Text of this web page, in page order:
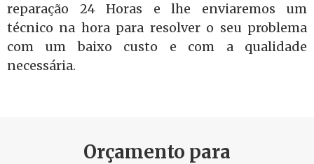
reparação 24 Horas e lhe enviaremos um
técnico na hora para resolver o seu problema
com um baixo custo e com a qualidade
necessária.
Orçamento para